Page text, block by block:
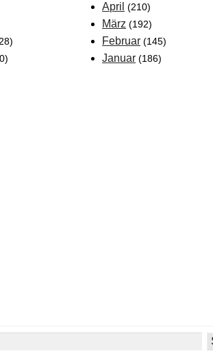
April (210)
März (192)
Februar (145)
Januar (186)